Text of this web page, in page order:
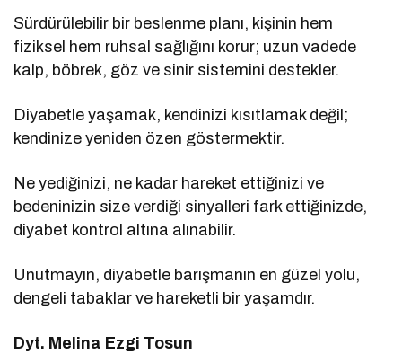
Sürdürülebilir bir beslenme planı, kişinin hem
fiziksel hem ruhsal sağlığını korur; uzun vadede
kalp, böbrek, göz ve sinir sistemini destekler.
Diyabetle yaşamak, kendinizi kısıtlamak değil;
kendinize yeniden özen göstermektir.
Ne yediğinizi, ne kadar hareket ettiğinizi ve
bedeninizin size verdiği sinyalleri fark ettiğinizde,
diyabet kontrol altına alınabilir.
Unutmayın, diyabetle barışmanın en güzel yolu,
dengeli tabaklar ve hareketli bir yaşamdır.
Dyt. Melina Ezgi Tosun